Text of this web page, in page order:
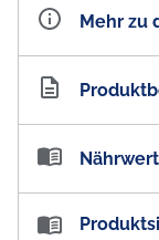
Mehr zu
Artikelnummer
Cadbury Dairy
Cadbury Dairy